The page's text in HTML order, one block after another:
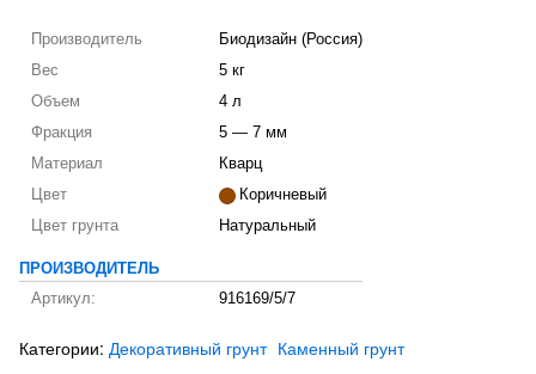
Производитель
Биодизайн (Россия)
Вес
5 кг
Объем
4 л
Фракция
5 — 7 мм
Материал
Кварц
Цвет
Коричневый
Цвет грунта
Натуральный
ПРОИЗВОДИТЕЛЬ
Артикул:
916169/5/7
Категории: Декоративный грунт Каменный грунт